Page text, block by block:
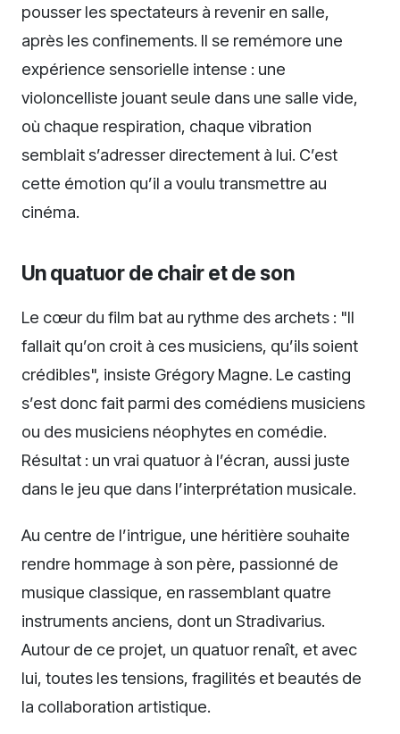
pousser les spectateurs à revenir en salle,
après les confinements. Il se remémore une
expérience sensorielle intense : une
violoncelliste jouant seule dans une salle vide,
où chaque respiration, chaque vibration
semblait s’adresser directement à lui. C’est
cette émotion qu’il a voulu transmettre au
cinéma.
Un quatuor de chair et de son
Le cœur du film bat au rythme des archets : "Il
fallait qu’on croit à ces musiciens, qu’ils soient
crédibles", insiste Grégory Magne. Le casting
s’est donc fait parmi des comédiens musiciens
ou des musiciens néophytes en comédie.
Résultat : un vrai quatuor à l’écran, aussi juste
dans le jeu que dans l’interprétation musicale.
Au centre de l’intrigue, une héritière souhaite
rendre hommage à son père, passionné de
musique classique, en rassemblant quatre
instruments anciens, dont un Stradivarius.
Autour de ce projet, un quatuor renaît, et avec
lui, toutes les tensions, fragilités et beautés de
la collaboration artistique.